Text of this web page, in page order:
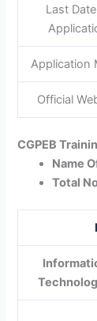
Last
Application
Official
CGPEB
Name
Total